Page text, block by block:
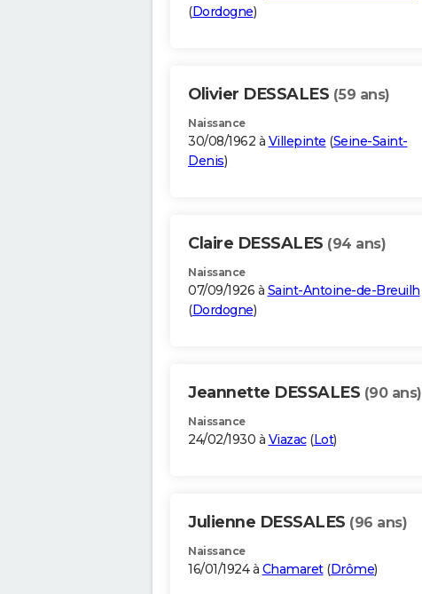
(Dordogne)
Olivier DESSALES (59 ans)
Naissance
30/08/1962 à Villepinte (Seine-Saint-
Denis)
Claire DESSALES (94 ans)
Naissance
07/09/1926 à Saint-Antoine-de-Breuilh
(Dordogne)
Jeannette DESSALES (90 ans)
Naissance
24/02/1930 à Viazac(Lot)
Julienne DESSALES (96 ans)
Naissance
16/01/1924 à Chamaret(Drôme)